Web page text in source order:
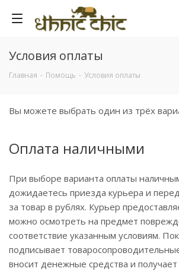
Условия оплаты
Главная - Помощь - Условия оплаты
Вы можете выбрать один из трёх
Оплата наличными
При выборе варианта оплаты
дожидаетесь приезда курьера и
за товар в рублях. Курьер
можно осмотреть на предмет
соответствие указанным условиям.
подписывает
вносит денежные средства и получает